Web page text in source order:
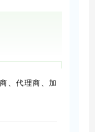
、代理商、加